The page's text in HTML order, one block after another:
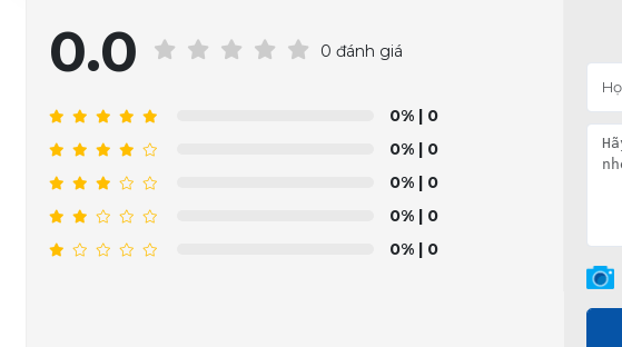
0.0 0 đánh giá
0%| 0
0%| 0
0%| 0
0%| 0
0%| 0